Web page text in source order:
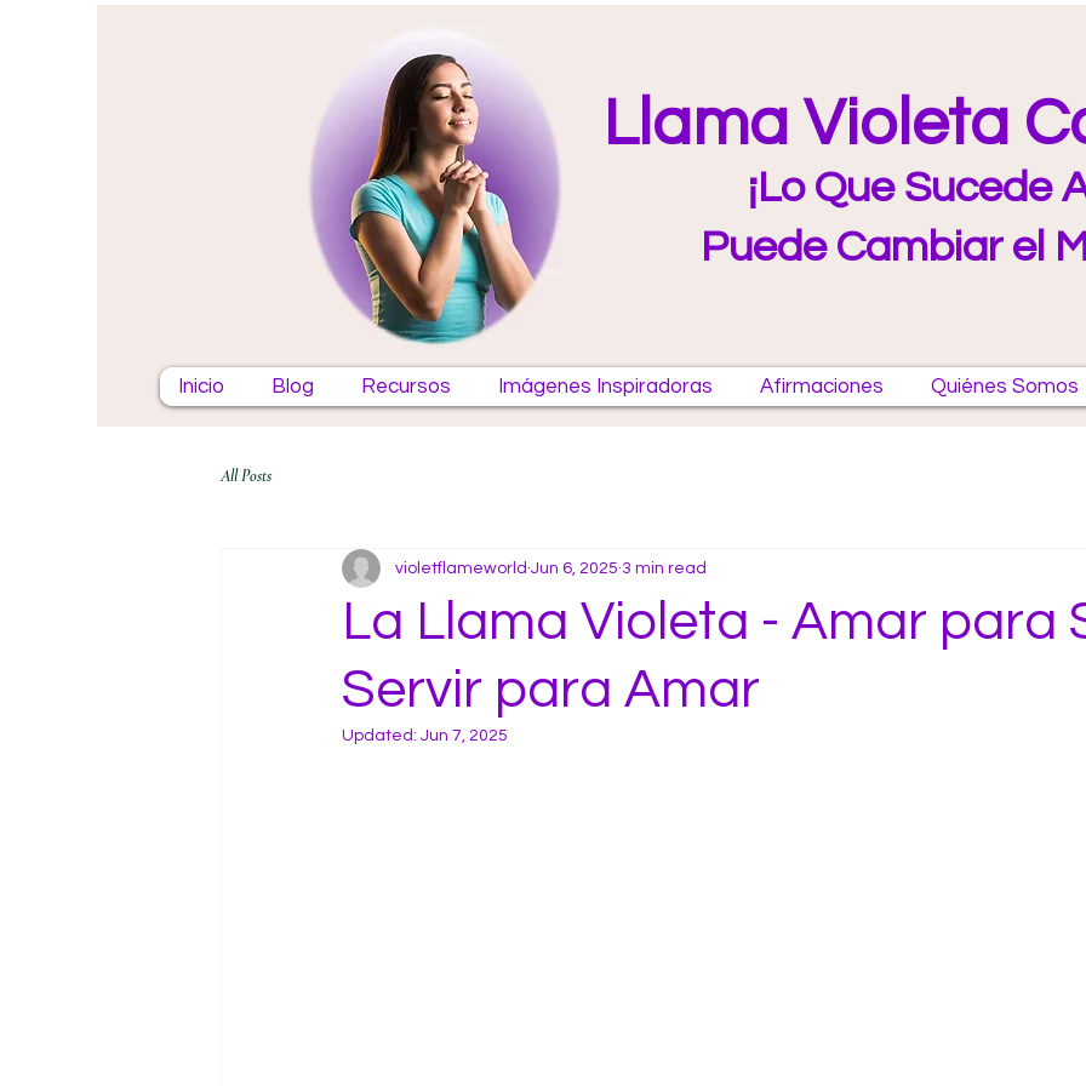
Llama Violeta
¡Lo Que Sucede
Puede Cambiar el
Inicio Blog Recursos Imágenes Inspiradoras Afirmaciones Quiénes Somos
All Posts
La Llama Violeta - Amar para
Servir para Amar
violetflameworld Jun 6, 2025 3 min read
Updated: Jun 7, 2025